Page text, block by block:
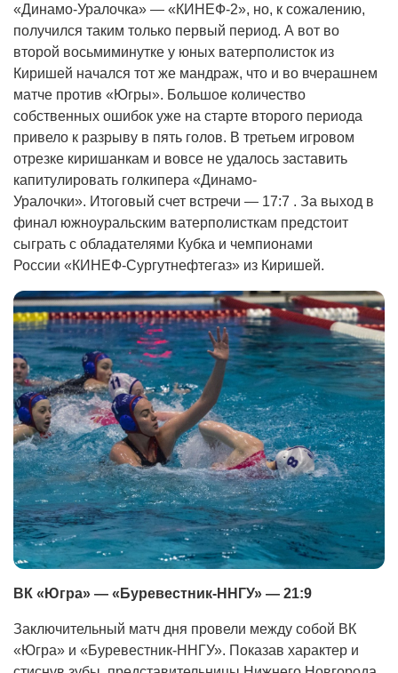
«Динамо-Уралочка» — «КИНЕФ-2», но, к сожалению,
получился таким только первый период. А вот во
второй восьмиминутке у юных ватерполисток из
Киришей начался тот же мандраж, что и во вчерашнем
матче против «Югры». Большое количество
собственных ошибок уже на старте второго периода
привело к разрыву в пять голов. В третьем игровом
отрезке киришанкам и вовсе не удалось заставить
капитулировать голкипера «Динамо-
Уралочки». Итоговый счет встречи — 17:7 . За выход в
финал южноуральским ватерполисткам предстоит
сыграть с обладателями Кубка и чемпионами
России «КИНЕФ-Сургутнефтегаз» из Киришей.
ВК «Югра» — «Буревестник-ННГУ» — 21:9
Заключительный матч дня провели между собой ВК
«Югра» и «Буревестник-ННГУ». Показав характер и